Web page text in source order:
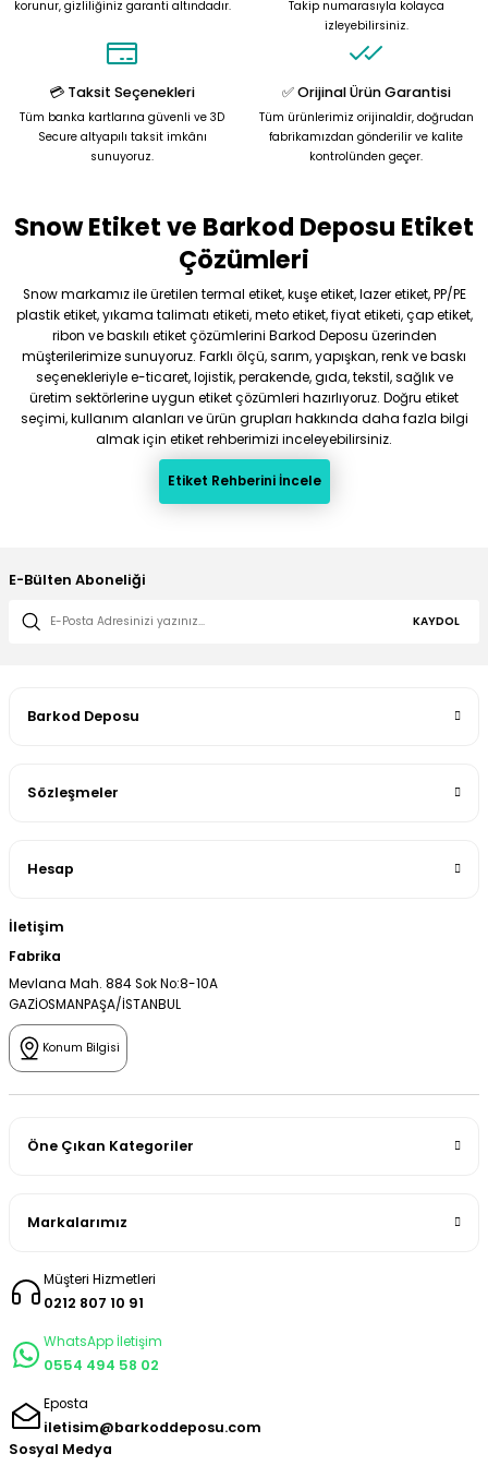
Ürün bilgilerinde hatalar bulunuyor.
Ürün fiyatı diğer sitelerden daha pahalı.
Gönder
korunur, gizliliğiniz garanti altındadır.
Takip numarasıyla kolayca
izleyebilirsiniz.
💳 Taksit Seçenekleri
Tüm banka kartlarına güvenli ve 3D
Secure altyapılı taksit imkânı
sunuyoruz.
✅ Orijinal Ürün Garantisi
Tüm ürünlerimiz orijinaldir, doğrudan
fabrikamızdan gönderilir ve kalite
kontrolünden geçer.
Snow Etiket ve Barkod Deposu Etiket
Çözümleri
Snow markamız ile üretilen termal etiket, kuşe etiket, lazer etiket, PP/PE
plastik etiket, yıkama talimatı etiketi, meto etiket, fiyat etiketi, çap etiket,
ribon ve baskılı etiket çözümlerini Barkod Deposu üzerinden
müşterilerimize sunuyoruz. Farklı ölçü, sarım, yapışkan, renk ve baskı
seçenekleriyle e-ticaret, lojistik, perakende, gıda, tekstil, sağlık ve
üretim sektörlerine uygun etiket çözümleri hazırlıyoruz. Doğru etiket
seçimi, kullanım alanları ve ürün grupları hakkında daha fazla bilgi
almak için etiket rehberimizi inceleyebilirsiniz.
Etiket Rehberini İncele
E-Bülten Aboneliği
KAYDOL
Barkod Deposu
Sözleşmeler
Hesap
İletişim
Fabrika
Mevlana Mah. 884 Sok No:8-10A
GAZİOSMANPAŞA/İSTANBUL
Konum Bilgisi
Öne Çıkan Kategoriler
Markalarımız
Müşteri Hizmetleri
0212 807 10 91
WhatsApp İletişim
0554 494 58 02
Eposta
iletisim@barkoddeposu.com
Sosyal Medya